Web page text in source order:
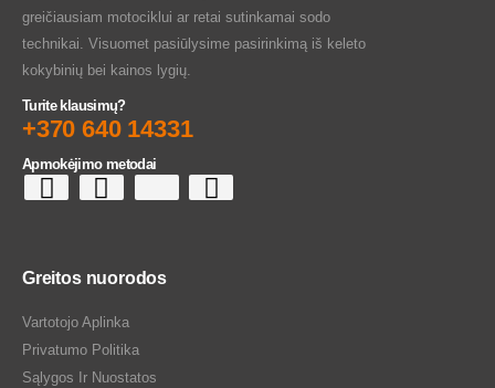
greičiausiam motociklui ar retai sutinkamai sodo
technikai. Visuomet pasiūlysime pasirinkimą iš keleto
kokybinių bei kainos lygių.
Turite klausimų?
+370 640 14331
Apmokėjimo metodai
Greitos nuorodos
Vartotojo Aplinka
Privatumo Politika
Sąlygos Ir Nuostatos